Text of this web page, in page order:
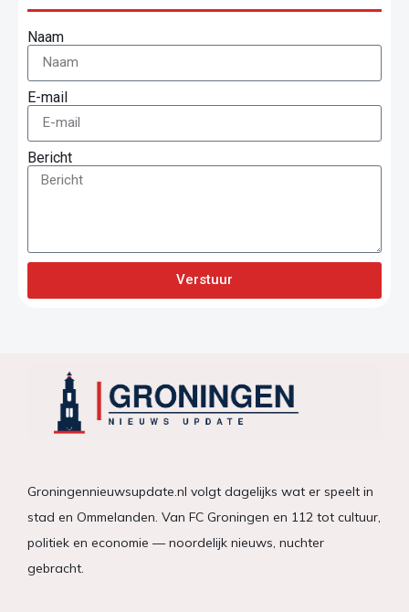
Naam
E-mail
Bericht
Verstuur
Groningennieuwsupdate.nl volgt dagelijks wat er speelt in
stad en Ommelanden. Van FC Groningen en 112 tot cultuur,
politiek en economie — noordelijk nieuws, nuchter
gebracht.